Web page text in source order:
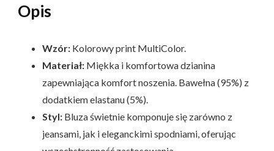
Opis
Wzór: Kolorowy print MultiColor.
Materiał: Miękka i komfortowa dzianina
zapewniająca komfort noszenia. Bawełna (95%) z
dodatkiem elastanu (5%).
Styl: Bluza świetnie komponuje się zarówno z
jeansami, jak i eleganckimi spodniami, oferując